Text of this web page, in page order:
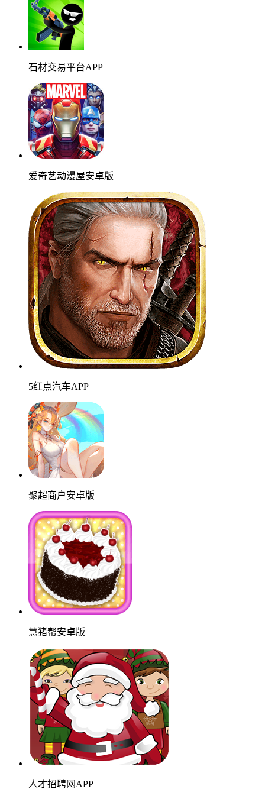
石材交易平台APP
爱奇艺动漫屋安卓版
5红点汽车APP
聚超商户安卓版
慧猪帮安卓版
人才招聘网APP